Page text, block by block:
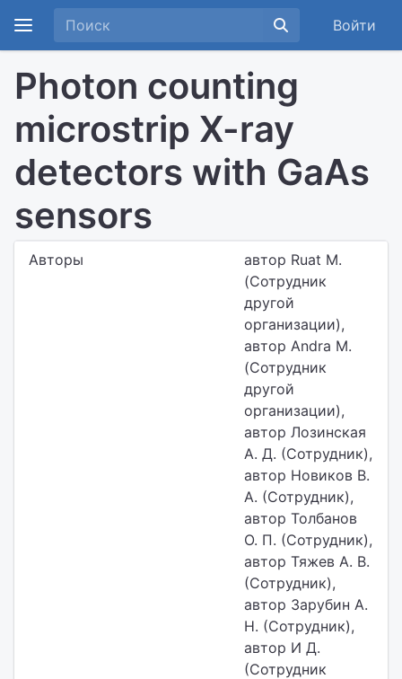
Войти
Photon counting
microstrip X-ray
detectors with GaAs
sensors
Авторы
автор Ruat M.
(Сотрудник
другой
организации),
автор Andra M.
(Сотрудник
другой
организации),
автор Лозинская
А. Д. (Сотрудник),
автор Новиков В.
А. (Сотрудник),
автор Толбанов
О. П. (Сотрудник),
автор Тяжев А. В.
(Сотрудник),
автор Зарубин А.
Н. (Сотрудник),
автор И Д.
(Сотрудник